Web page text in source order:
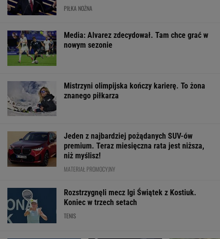
PIŁKA NOŻNA
Media: Alvarez zdecydował. Tam chce grać w
nowym sezonie
Mistrzyni olimpijska kończy karierę. To żona
znanego piłkarza
Jeden z najbardziej pożądanych SUV-ów
premium. Teraz miesięczna rata jest niższa,
niż myślisz!
MATERIAŁ PROMOCYJNY
Rozstrzygnęli mecz Igi Świątek z Kostiuk.
Koniec w trzech setach
TENIS